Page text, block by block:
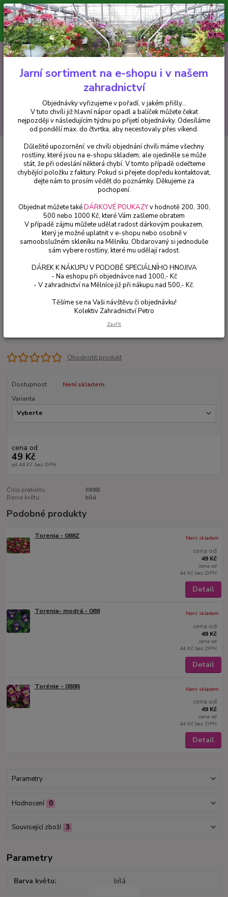
Minimální hodnota pro odeslání z e-shopu je 300 Kč.
V tuto chvíli již hlavní nápor objednávek opadl a balíček můžete čekat
nejpozději v následujícím týdnu po přijetí objednávky. Objednávky
vyřizujeme v pořadí, v jakém přišly...
CZK
Hledat
+420 602 223 614 0ks
za0 Kč
Balkónové rostliny Torenie bílá - 088B
Torenie bílá - 088B
Ohodnotit produkt
Dostupnost
Není skladem
Varianta
cena od
49 Kč
od 44 Kč bez DPH
Číslo produktu:
088B
Barva květu:
bílá
Podobné produkty
Torenia - 088Z
cena od
49 Kč
cena od
44 Kč bez DPH
Není skladem
Detail
Torenia- modrá - 088
cena od
49 Kč
cena od
44 Kč bez DPH
Není skladem
Detail
Torénie - 088R
cena od
49 Kč
cena od
44 Kč bez DPH
Není skladem
Detail
Parametry
Hodnocení 0
Související zboží 3
Parametry
Barva květu bílá
Jarní sortiment na e-shopu i v našem
zahradnictví
Objednávky vyřizujeme v pořadí, v jakém přišly...
V tuto chvíli již hlavní nápor opadl a balíček můžete čekat
nejpozději v následujícím týdnu po přijetí objednávky. Odesíláme
od pondělí max. do čtvrtka, aby necestovaly přes víkend.
Důležité upozornění: ve chvíli objednání chvíli máme všechny
rostliny, které jsou na e-shopu skladem, ale ojediněle se může
stát, že při odeslání některá chybí. V tomto případě odečteme
chybějící položku z faktury. Pokud si přejete dopředu kontaktovat,
dejte nám to prosím vědět do poznámky. Děkujeme za
pochopení.
Objednat můžete takéDÁRKOVÉ POUKAZYv hodnotě 200, 300,
500 nebo 1000 Kč, které Vám zašleme obratem
V případě zájmu můžete udělat radost dárkovým poukazem,
který je možné uplatnit v e-shopu nebo osobně v
samoobslužném skleníku na Mělníku. Obdarovaný si jednoduše
sám vybere rostliny, které mu udělají radost.
DÁREK K NÁKUPU V PODOBĚ SPECIÁLNÍHO HNOJIVA
- Na eshopu při objednávce nad 1000,- Kč
- V zahradnictví na Mělníce již při nákupu nad 500,- Kč.
Těšíme se na Vaši návštěvu či objednávku!
Kolektiv Zahradnictví Petro
Zavřít